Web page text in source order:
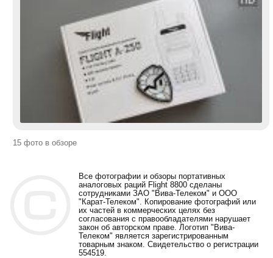
15 фото в обзоре
Все фотографии и обзоры портативных
аналоговых раций Flight 8800 сделаны
сотрудниками ЗАО "Вива-Телеком" и ООО
"Карат-Телеком". Копирование фотографий или
их частей в коммерческих целях без
согласования с правообладателями нарушает
закон об авторском праве. Логотип "Вива-
Телеком" является зарегистрированным
товарным знаком. Свидетельство о регистрации
554519.